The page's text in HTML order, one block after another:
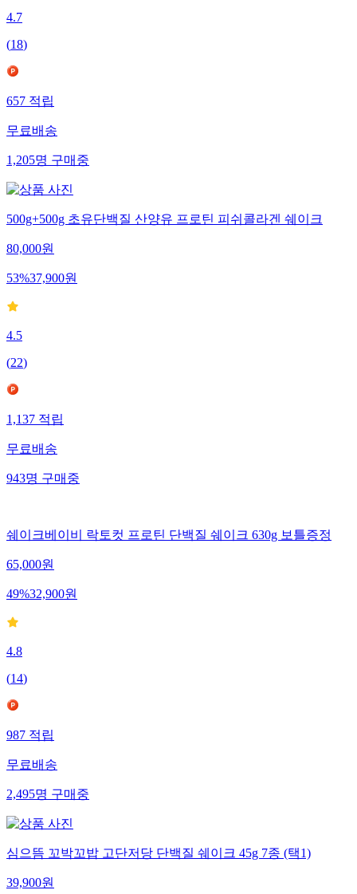
4.7
(18)
657 적립
무료배송
1,205명 구매중
500g+500g 초유단백질 산양유 프로틴 피쉬콜라겐 쉐이크
80,000원
53%37,900원
4.5
(22)
1,137 적립
무료배송
943명 구매중
쉐이크베이비 락토컷 프로틴 단백질 쉐이크 630g 보틀증정
65,000원
49%32,900원
4.8
(14)
987 적립
무료배송
2,495명 구매중
심으뜸 꼬박꼬밥 고단저당 단백질 쉐이크 45g 7종 (택1)
39,900원